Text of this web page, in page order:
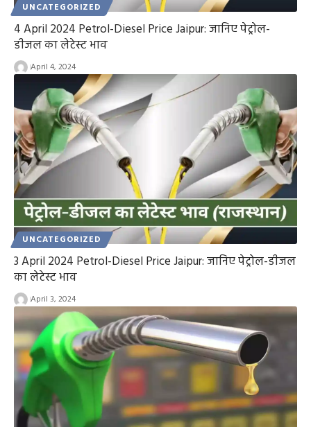
UNCATEGORIZED
4 April 2024 Petrol-Diesel Price Jaipur: जानिए पेट्रोल-
डीजल का लेटेस्ट भाव
April 4, 2024
UNCATEGORIZED
3 April 2024 Petrol-Diesel Price Jaipur: जानिए पेट्रोल-डीजल
का लेटेस्ट भाव
April 3, 2024